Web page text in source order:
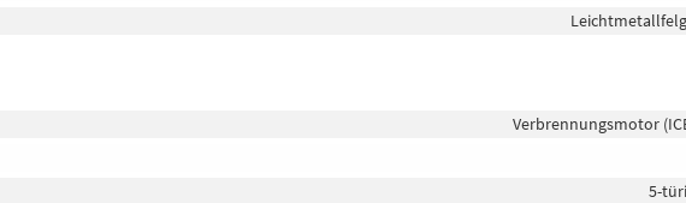
Verbrennungsmotor
5-